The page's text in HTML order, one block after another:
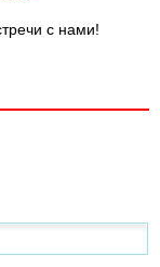
с нами!